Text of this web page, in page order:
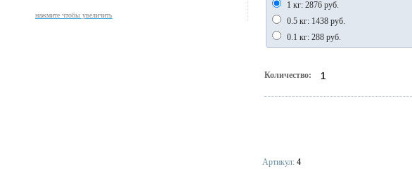
нажмите чтобы увеличить
1 кг: 2876 руб.
0.5 кг: 1438 руб.
0.1 кг: 288 руб.
Количество:
Артикул: 4